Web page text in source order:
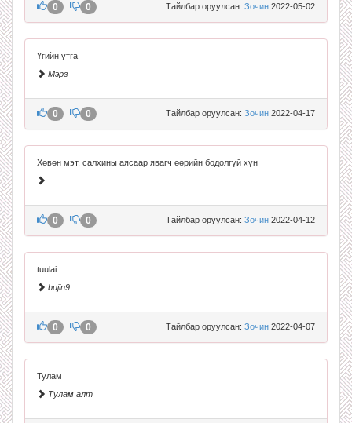
Тайлбар оруулсан: Зочин 2022-05-02
0 0
Үгийн утга
Мэрг
Тайлбар оруулсан: Зочин 2022-04-17
0 0
Хөвөн мэт, салхины аясаар явагч өөрийн бодолгүй хүн
Тайлбар оруулсан: Зочин 2022-04-12
0 0
tuulai
bujin9
Тайлбар оруулсан: Зочин 2022-04-07
0 0
Тулам
Тулам алт